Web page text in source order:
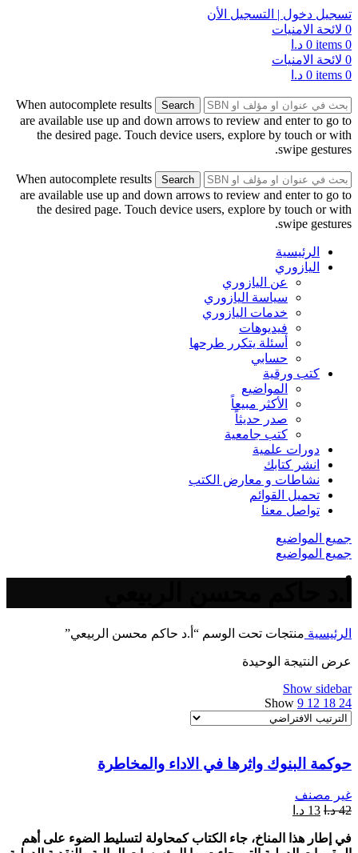
تسجيل دخول | التسجيل الأن
0 لائحة الامنيات
0
items
0 د.ا
0 لائحة الامنيات
0
items
0 د.ا
Search
When autocomplete results
are available use up and down arrows to review and enter to go to
the desired page. Touch device users, explore by touch or with
swipe gestures.
Search
When autocomplete results
are available use up and down arrows to review and enter to go to
the desired page. Touch device users, explore by touch or with
swipe gestures.
الرئيسية
اليازوري
عن اليازوري
سياسة اليازوري
خدمات اليازوري
فيديوهات
أسئلة يتكرر طرحها
حسابي
كتب ورقية
المواضيع
الأكثر مبيعاً
صدر حديثاً
كتب جامعية
دورات علمية
انشر كتابك
نشاطات و معارض الكتب
تحميل القوائم
تواصل معنا
جميع المواضيع
جميع المواضيع
الرئيسية منتجات تحت الوسم “أ.د حاكم محسن الربيعي”
عرض النتيجة الوحيدة
Show sidebar
Show 9 12 18 24
حوكمة البنوك واثرها في الاداء والمخاطرة
غير مصنف
42 د.ا 13 د.ا
في إطار هذا المناخ، جاء الكتاب كمحاولة لتسليط الضوء على أهم